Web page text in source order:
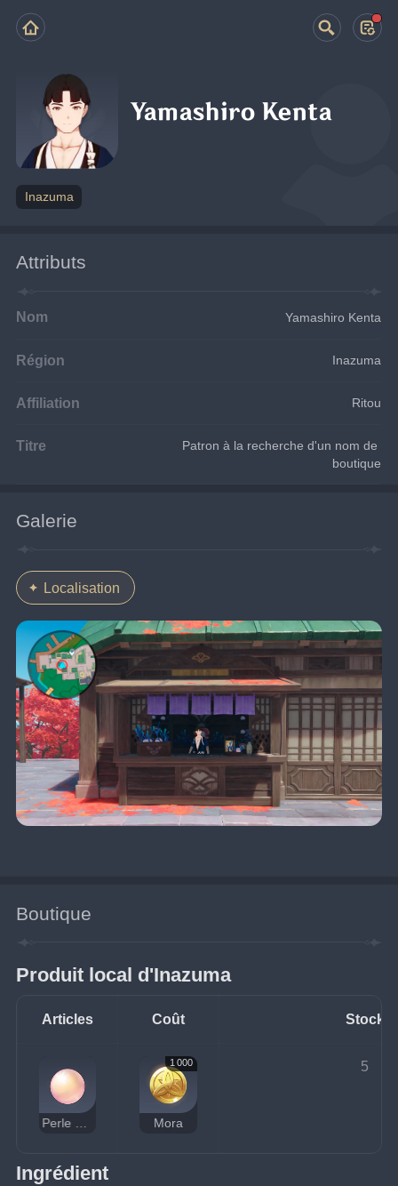
Yamashiro Kenta
Inazuma
Attributs
Nom Yamashiro Kenta
Région Inazuma
Affiliation Ritou
Titre
Patron à la recherche d'un nom de
boutique
Galerie
Localisation
Boutique
Produit local d'Inazuma
Articles Coût Stock
Perle de corail
1 000
Mora
5
Ingrédient